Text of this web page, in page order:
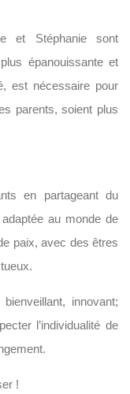
et Stéphanie sont
épanouissante et
est nécessaire pour
parents, soient plus
en partageant du
au monde de
paix, avec des êtres
innovant;
l’individualité de
!